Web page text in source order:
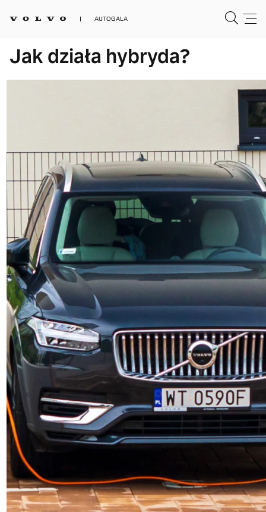
AUTOGALA
Jak działa hybryda?